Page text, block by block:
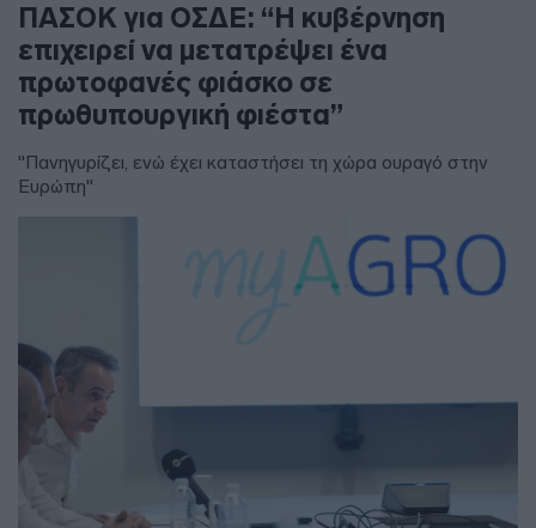
ΠΑΣΟΚ για ΟΣΔΕ: “Η κυβέρνηση
επιχειρεί να μετατρέψει ένα
πρωτοφανές φιάσκο σε
πρωθυπουργική φιέστα”
"Πανηγυρίζει, ενώ έχει καταστήσει τη χώρα ουραγό στην
Ευρώπη"